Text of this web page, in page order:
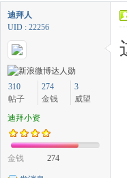
迪拜人
UID : 22256
310
帖子
274
金钱
3
威望
迪拜小资
金钱 274